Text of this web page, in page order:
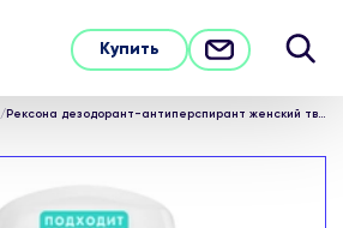
Купить
/ Рексона дезодорант-антиперспирант женский твердый стик для всего тела 50 мл